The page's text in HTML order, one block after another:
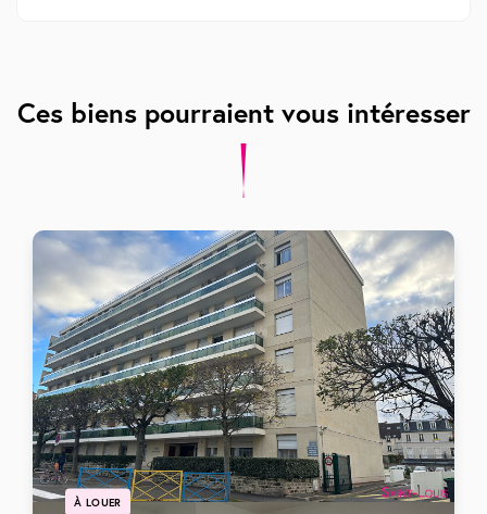
Ces biens pourraient vous intéresser
À LOUER